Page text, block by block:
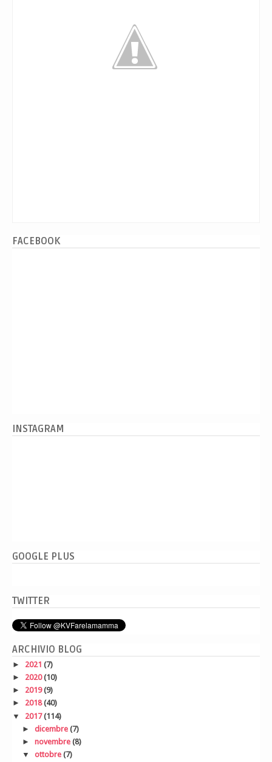
FACEBOOK
INSTAGRAM
GOOGLE PLUS
TWITTER
ARCHIVIO BLOG
► 2021 (7)
► 2020(10)
► 2019(9)
► 2018(40)
▼ 2017(114)
► dicembre (7)
► novembre (8)
▼ ottobre (7)